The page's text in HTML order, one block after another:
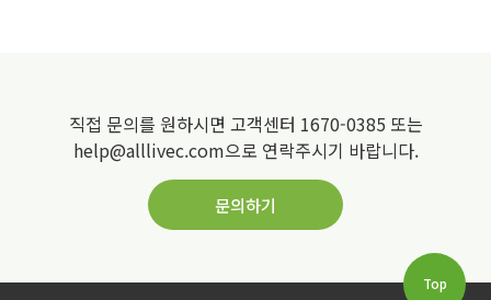
직접 문의를 원하시면 고객센터 1670-0385 또는
help@alllivec.com으로 연락주시기 바랍니다.
문의하기
Top